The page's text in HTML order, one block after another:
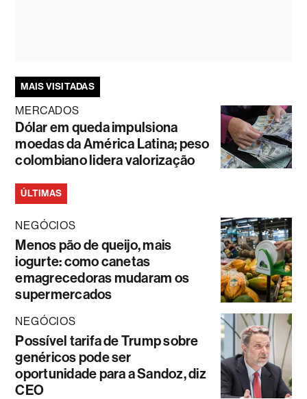
MAIS VISITADAS
MERCADOS
Dólar em queda impulsiona
moedas da América Latina; peso
colombiano lidera valorização
ÚLTIMAS
NEGÓCIOS
Menos pão de queijo, mais
iogurte: como canetas
emagrecedoras mudaram os
supermercados
NEGÓCIOS
Possível tarifa de Trump sobre
genéricos pode ser
oportunidade para a Sandoz, diz
CEO